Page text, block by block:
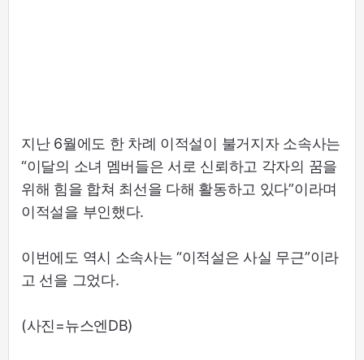
지난 6월에도 한 차례 이적설이 불거지자 소속사는
“이달의 소녀 멤버들은 서로 신뢰하고 각자의 꿈을
위해 힘을 합쳐 최선을 다해 활동하고 있다”이라며
이적설을 부인했다.
이번에도 역시 소속사는 “이적설은 사실 무근”이라
고 선을 그었다.
(사진=뉴스엔DB)